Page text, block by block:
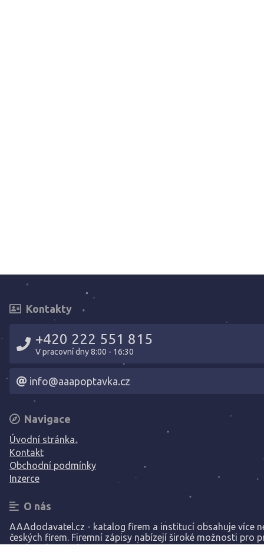
Kontakty
+420 222 551 815
V pracovní dny 8:00 - 16:30
info@aaapoptavka.cz
Navigace
Úvodní stránka
Kontakt
Obchodní podmínky
Inzerce
O nás
AAAdodavatel.cz - katalog firem a institucí obsahuje více
českých firem. Firemní zápisy nabízejí široké možnosti pro
Vaší společnosti.